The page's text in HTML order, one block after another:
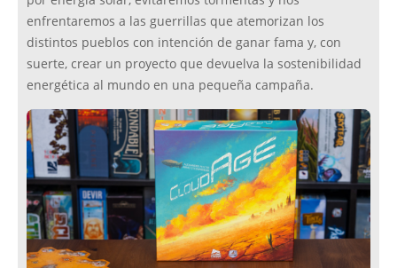
enfrentaremos a las guerrillas que atemorizan los
distintos pueblos con intención de ganar fama y, con
suerte, crear un proyecto que devuelva la sostenibilidad
energética al mundo en una pequeña campaña.